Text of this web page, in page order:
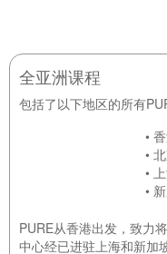
全亚洲课程
包括了以下地区的所有
•
•
•
•
PURE从香港出发，致力
中心经已进驻上海和新加